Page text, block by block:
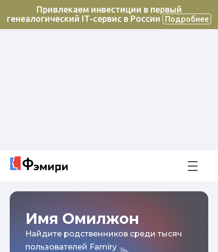
Привлекаем инвестиции в первый
генеалогический IT-сервис в России
Подробнее
Имя Омилжон
Найдите родственников среди тысяч
пользователей Famiry